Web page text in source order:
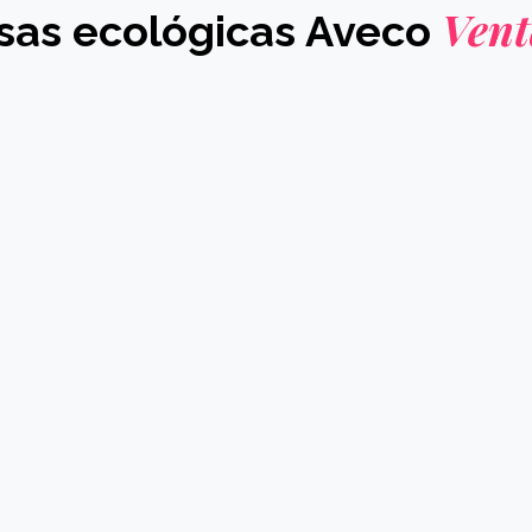
ecológicas Aveco